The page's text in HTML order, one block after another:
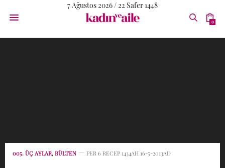
7 Ağustos 2026 / 22 Safer 1448
0
005. ÜÇ AYLAR, BÜLTEN PER 6 RECEP 1434AH 16-5-2013AD